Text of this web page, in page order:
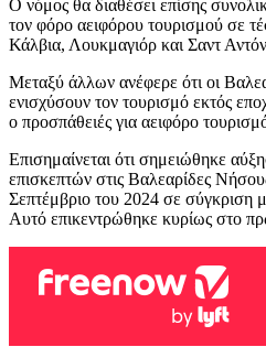
Ο νόμος θα διαθέσει επίσης
τον φόρο αειφόρου τουρισμού σε
Κάλβια, Λουκμαγιόρ και Σαντ
Μεταξύ άλλων ανέφερε ότι οι
ενισχύσουν τον τουρισμό εκτός
ο προσπάθειές για αειφόρο
Επισημαίνεται ότι σημειώθηκε
επισκεπτών στις Βαλεαρίδες
Σεπτέμβριο του 2024 σε σύγκριση
Αυτό επικεντρώθηκε κυρίως στο